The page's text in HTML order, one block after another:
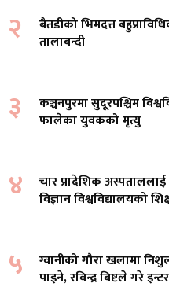
२
बैतडीको भिमदत्त
तालाबन्दी
३
कञ्चनपुरमा सुदूरपश्चिम
फालेका युवकको मृत्यु
४
चार प्रादेशिक
विज्ञान विश्वविद्यालयको
५
ग्वानीको गौरा खलामा
पाइने, रविन्द्र बिष्टले गरे